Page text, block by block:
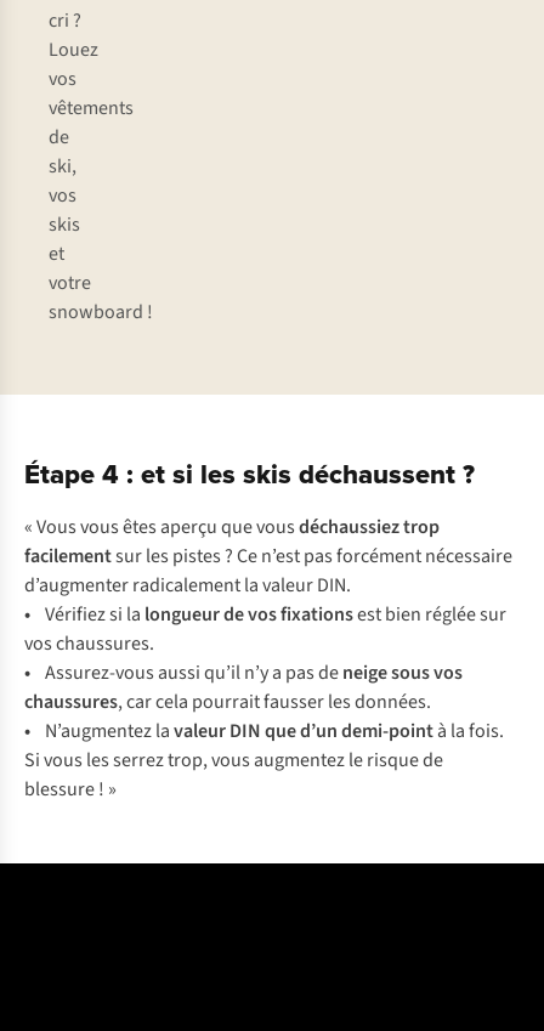
cri ?
Louez
vos
vêtements
de
ski,
vos
skis
et
votre
snowboard !
Étape 4 : et si les skis déchaussent ?
«Vousvousêtes aperçuquevousdéchaussieztrop
facilementsurles pistes? Cen’estpasforcémentnécessaire
d’augmenterradicalementlavaleurDIN.
• Vérifiezsi la longueurdevosfixationsestbien régléesur
voschaussures.
• Assurez-vous aussiqu’iln’ya pasdeneigesousvos
chaussures,carcela pourraitfausserlesdonnées.
• N’augmentezlavaleurDINqued’undemi-pointà lafois.
Sivous lesserreztrop,vous augmentezlerisquede
blessure! »